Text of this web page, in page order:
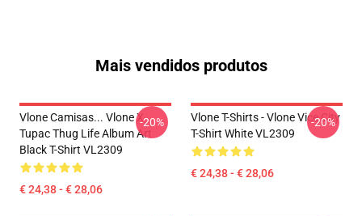
Mais vendidos produtos
Vlone Camisas... Vlone X
Tupac Thug Life Album Art
Black T-Shirt VL2309
€ 24,38 - € 28,06
-20%
Vlone T-Shirts - Vlone Vice City
T-Shirt White VL2309
€ 24,38 - € 28,06
-20%